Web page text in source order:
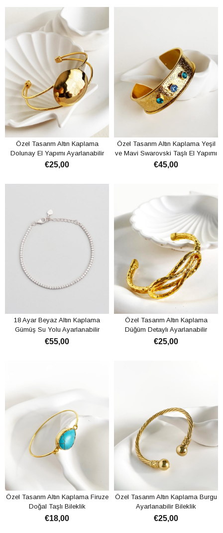
Özel Tasarım Altın Kaplama
Dolunay El Yapımı Ayarlanabilir
Kelepçe Bileklik
€25,00
Özel Tasarım Altın Kaplama Yeşil
ve Mavi Swarovski Taşlı El Yapımı
Ayarlanabilir Kelepçe Bileklik
€45,00
18 Ayar Beyaz Altın Kaplama
Gümüş Su Yolu Ayarlanabilir
Bileklik
€55,00
Özel Tasarım Altın Kaplama
Düğüm Detaylı Ayarlanabilir
Kelepçe Bileklik
€25,00
Özel Tasarım Altın Kaplama Firuze
Doğal Taşlı Bileklik
€18,00
Özel Tasarım Altın Kaplama Burgu
Ayarlanabilir Bileklik
€25,00